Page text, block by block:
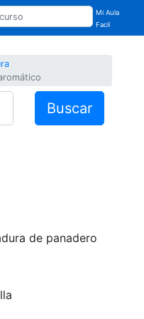
Mi Aula
Facil
Buscar
de panadero